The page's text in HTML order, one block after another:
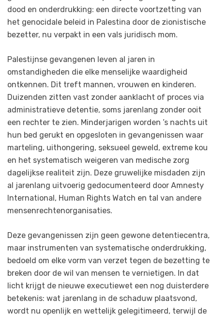
dood en onderdrukking: een directe voortzetting van
het genocidale beleid in Palestina door de zionistische
bezetter, nu verpakt in een vals juridisch mom.
Palestijnse gevangenen leven al jaren in
omstandigheden die elke menselijke waardigheid
ontkennen. Dit treft mannen, vrouwen en kinderen.
Duizenden zitten vast zonder aanklacht of proces via
administratieve detentie, soms jarenlang zonder ooit
een rechter te zien. Minderjarigen worden ’s nachts uit
hun bed gerukt en opgesloten in gevangenissen waar
marteling, uithongering, seksueel geweld, extreme kou
en het systematisch weigeren van medische zorg
dagelijkse realiteit zijn. Deze gruwelijke misdaden zijn
al jarenlang uitvoerig gedocumenteerd door Amnesty
International, Human Rights Watch en tal van andere
mensenrechtenorganisaties.
Deze gevangenissen zijn geen gewone detentiecentra,
maar instrumenten van systematische onderdrukking,
bedoeld om elke vorm van verzet tegen de bezetting te
breken door de wil van mensen te vernietigen. In dat
licht krijgt de nieuwe executiewet een nog duisterdere
betekenis: wat jarenlang in de schaduw plaatsvond,
wordt nu openlijk en wettelijk gelegitimeerd, terwijl de